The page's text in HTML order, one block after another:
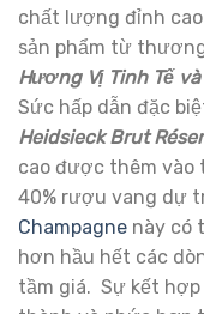
chất lượng đỉnh
sản phẩm từ
Hương Vị Tinh Tế
Sức hấp dẫn đặc
Heidsieck Brut
cao được thêm vào
40% rượu vang dự
Champagne này có
hơn hầu hết các
tầm giá. Sự kết